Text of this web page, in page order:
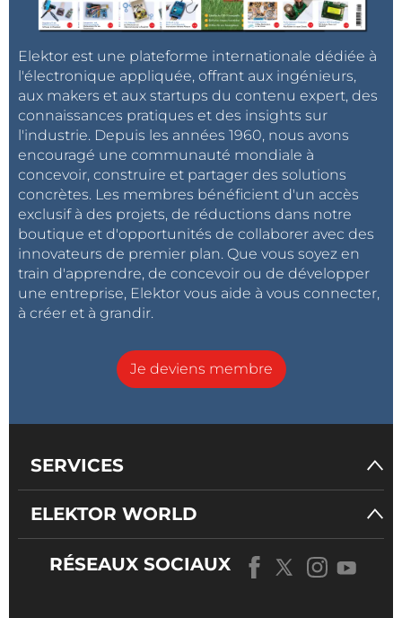
Elektor est une plateforme internationale dédiée à
l'électronique appliquée, offrant aux ingénieurs,
aux makers et aux startups du contenu expert, des
connaissances pratiques et des insights sur
l'industrie. Depuis les années 1960, nous avons
encouragé une communauté mondiale à
concevoir, construire et partager des solutions
concrètes. Les membres bénéficient d'un accès
exclusif à des projets, de réductions dans notre
boutique et d'opportunités de collaborer avec des
innovateurs de premier plan. Que vous soyez en
train d'apprendre, de concevoir ou de développer
une entreprise, Elektor vous aide à vous connecter,
à créer et à grandir.
Je deviens membre
SERVICES
ELEKTOR WORLD
RÉSEAUX SOCIAUX